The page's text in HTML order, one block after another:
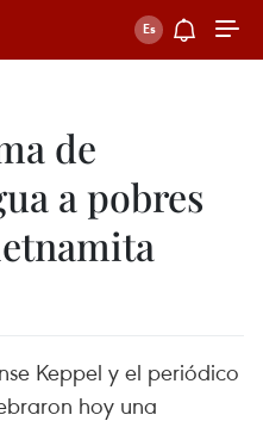
de
a pobres
Keppel y el periódico
hoy una